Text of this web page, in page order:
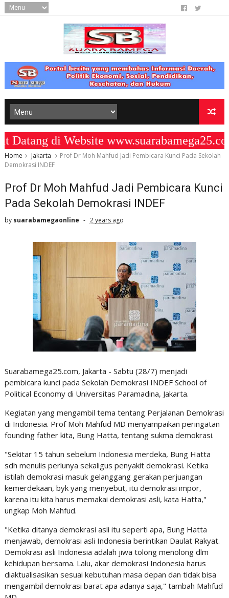
di Website
Home Jakarta
Prof Dr Moh Mahfud Jadi Pembicara Kunci Pada Sekolah
Demokrasi INDEF
Prof Dr Moh Mahfud Jadi Pembicara Kunci
Pada Sekolah Demokrasi INDEF
by suarabamegaonline 2 years ago
Suarabamega25.com, Jakarta - Sabtu (28/7) menjadi
pembicara kunci pada Sekolah Demokrasi INDEF School of
Political Economy di Universitas Paramadina, Jakarta.
Kegiatan yang mengambil tema tentang Perjalanan Demokrasi
di Indonesia. Prof Moh Mahfud MD menyampaikan peringatan
founding father kita, Bung Hatta, tentang sukma demokrasi.
"Sekitar 15 tahun sebelum Indonesia merdeka, Bung Hatta
sdh menulis perlunya sekaligus penyakit demokrasi. Ketika
istilah demokrasi masuk gelanggang gerakan perjuangan
kemerdekaan, byk yang menyebut, itu demokrasi impor,
karena itu kita harus memakai demokrasi asli, kata Hatta,"
ungkap Moh Mahfud.
"Ketika ditanya demokrasi asli itu seperti apa, Bung Hatta
menjawab, demokrasi asli Indonesia berintikan Daulat Rakyat.
Demokrasi asli Indonesia adalah jiwa tolong menolong dlm
kehidupan bersama. Lalu, akar demokrasi Indonesia harus
diaktualisasikan sesuai kebutuhan masa depan dan tidak bisa
mengambil demokrasi barat apa adanya saja," tambah Mahfud